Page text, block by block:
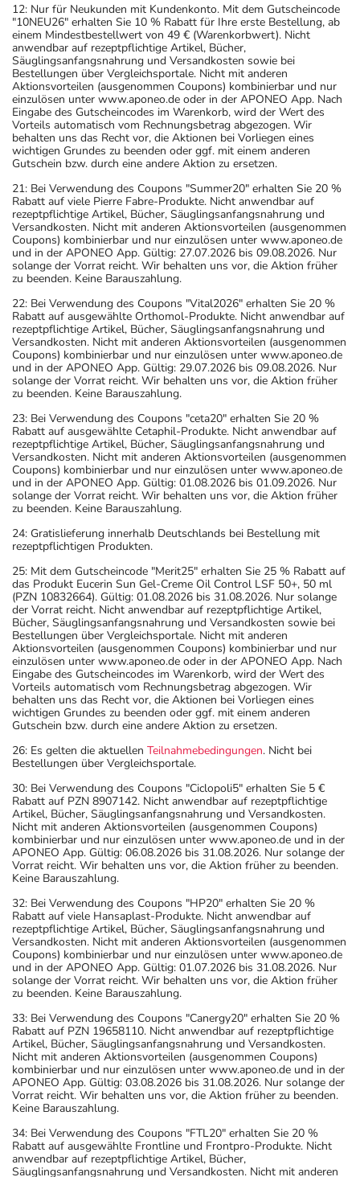
12: Nur für Neukunden mit Kundenkonto. Mit dem Gutscheincode
"10NEU26" erhalten Sie 10 % Rabatt für Ihre erste Bestellung, ab
einem Mindestbestellwert von 49 € (Warenkorbwert). Nicht
anwendbar auf rezeptpflichtige Artikel, Bücher,
Säuglingsanfangsnahrung und Versandkosten sowie bei
Bestellungen über Vergleichsportale. Nicht mit anderen
Aktionsvorteilen (ausgenommen Coupons) kombinierbar und nur
einzulösen unter www.aponeo.de oder in der APONEO App. Nach
Eingabe des Gutscheincodes im Warenkorb, wird der Wert des
Vorteils automatisch vom Rechnungsbetrag abgezogen. Wir
behalten uns das Recht vor, die Aktionen bei Vorliegen eines
wichtigen Grundes zu beenden oder ggf. mit einem anderen
Gutschein bzw. durch eine andere Aktion zu ersetzen.
21: Bei Verwendung des Coupons "Summer20" erhalten Sie 20 %
Rabatt auf viele Pierre Fabre-Produkte. Nicht anwendbar auf
rezeptpflichtige Artikel, Bücher, Säuglingsanfangsnahrung und
Versandkosten. Nicht mit anderen Aktionsvorteilen (ausgenommen
Coupons) kombinierbar und nur einzulösen unter www.aponeo.de
und in der APONEO App. Gültig: 27.07.2026 bis 09.08.2026. Nur
solange der Vorrat reicht. Wir behalten uns vor, die Aktion früher
zu beenden. Keine Barauszahlung.
22: Bei Verwendung des Coupons "Vital2026" erhalten Sie 20 %
Rabatt auf ausgewählte Orthomol-Produkte. Nicht anwendbar auf
rezeptpflichtige Artikel, Bücher, Säuglingsanfangsnahrung und
Versandkosten. Nicht mit anderen Aktionsvorteilen (ausgenommen
Coupons) kombinierbar und nur einzulösen unter www.aponeo.de
und in der APONEO App. Gültig: 29.07.2026 bis 09.08.2026. Nur
solange der Vorrat reicht. Wir behalten uns vor, die Aktion früher
zu beenden. Keine Barauszahlung.
23: Bei Verwendung des Coupons "ceta20" erhalten Sie 20 %
Rabatt auf ausgewählte Cetaphil-Produkte. Nicht anwendbar auf
rezeptpflichtige Artikel, Bücher, Säuglingsanfangsnahrung und
Versandkosten. Nicht mit anderen Aktionsvorteilen (ausgenommen
Coupons) kombinierbar und nur einzulösen unter www.aponeo.de
und in der APONEO App. Gültig: 01.08.2026 bis 01.09.2026. Nur
solange der Vorrat reicht. Wir behalten uns vor, die Aktion früher
zu beenden. Keine Barauszahlung.
24: Gratislieferung innerhalb Deutschlands bei Bestellung mit
rezeptpflichtigen Produkten.
25: Mit dem Gutscheincode "Merit25" erhalten Sie 25 % Rabatt auf
das Produkt Eucerin Sun Gel-Creme Oil Control LSF 50+, 50 ml
(PZN 10832664). Gültig: 01.08.2026 bis 31.08.2026. Nur solange
der Vorrat reicht. Nicht anwendbar auf rezeptpflichtige Artikel,
Bücher, Säuglingsanfangsnahrung und Versandkosten sowie bei
Bestellungen über Vergleichsportale. Nicht mit anderen
Aktionsvorteilen (ausgenommen Coupons) kombinierbar und nur
einzulösen unter www.aponeo.de oder in der APONEO App. Nach
Eingabe des Gutscheincodes im Warenkorb, wird der Wert des
Vorteils automatisch vom Rechnungsbetrag abgezogen. Wir
behalten uns das Recht vor, die Aktionen bei Vorliegen eines
wichtigen Grundes zu beenden oder ggf. mit einem anderen
Gutschein bzw. durch eine andere Aktion zu ersetzen.
26: Es gelten die aktuellen Teilnahmebedingungen. Nicht bei
Bestellungen über Vergleichsportale.
30: Bei Verwendung des Coupons "Ciclopoli5" erhalten Sie 5 €
Rabatt auf PZN 8907142. Nicht anwendbar auf rezeptpflichtige
Artikel, Bücher, Säuglingsanfangsnahrung und Versandkosten.
Nicht mit anderen Aktionsvorteilen (ausgenommen Coupons)
kombinierbar und nur einzulösen unter www.aponeo.de und in der
APONEO App. Gültig: 06.08.2026 bis 31.08.2026. Nur solange der
Vorrat reicht. Wir behalten uns vor, die Aktion früher zu beenden.
Keine Barauszahlung.
32: Bei Verwendung des Coupons "HP20" erhalten Sie 20 %
Rabatt auf viele Hansaplast-Produkte. Nicht anwendbar auf
rezeptpflichtige Artikel, Bücher, Säuglingsanfangsnahrung und
Versandkosten. Nicht mit anderen Aktionsvorteilen (ausgenommen
Coupons) kombinierbar und nur einzulösen unter www.aponeo.de
und in der APONEO App. Gültig: 01.07.2026 bis 31.08.2026. Nur
solange der Vorrat reicht. Wir behalten uns vor, die Aktion früher
zu beenden. Keine Barauszahlung.
33: Bei Verwendung des Coupons "Canergy20" erhalten Sie 20 %
Rabatt auf PZN 19658110. Nicht anwendbar auf rezeptpflichtige
Artikel, Bücher, Säuglingsanfangsnahrung und Versandkosten.
Nicht mit anderen Aktionsvorteilen (ausgenommen Coupons)
kombinierbar und nur einzulösen unter www.aponeo.de und in der
APONEO App. Gültig: 03.08.2026 bis 31.08.2026. Nur solange der
Vorrat reicht. Wir behalten uns vor, die Aktion früher zu beenden.
Keine Barauszahlung.
34: Bei Verwendung des Coupons "FTL20" erhalten Sie 20 %
Rabatt auf ausgewählte Frontline und Frontpro-Produkte. Nicht
anwendbar auf rezeptpflichtige Artikel, Bücher,
Säuglingsanfangsnahrung und Versandkosten. Nicht mit anderen